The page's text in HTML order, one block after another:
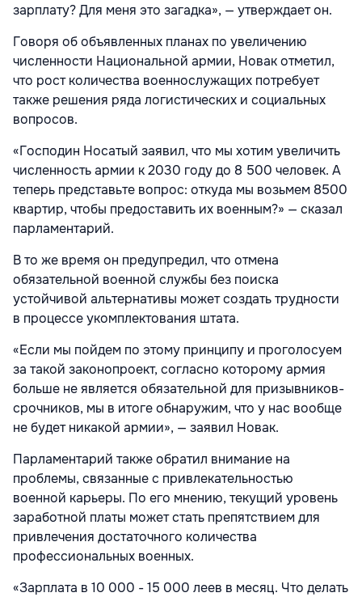
зарплату? Для меня это загадка», — утверждает он.
Говоря об объявленных планах по увеличению
численности Национальной армии, Новак отметил,
что рост количества военнослужащих потребует
также решения ряда логистических и социальных
вопросов.
«Господин Носатый заявил, что мы хотим увеличить
численность армии к 2030 году до 8 500 человек. А
теперь представьте вопрос: откуда мы возьмем 8500
квартир, чтобы предоставить их военным?» — сказал
парламентарий.
В то же время он предупредил, что отмена
обязательной военной службы без поиска
устойчивой альтернативы может создать трудности
в процессе укомплектования штата.
«Если мы пойдем по этому принципу и проголосуем
за такой законопроект, согласно которому армия
больше не является обязательной для призывников-
срочников, мы в итоге обнаружим, что у нас вообще
не будет никакой армии», — заявил Новак.
Парламентарий также обратил внимание на
проблемы, связанные с привлекательностью
военной карьеры. По его мнению, текущий уровень
заработной платы может стать препятствием для
привлечения достаточного количества
профессиональных военных.
«Зарплата в 10 000 - 15 000 леев в месяц. Что делать